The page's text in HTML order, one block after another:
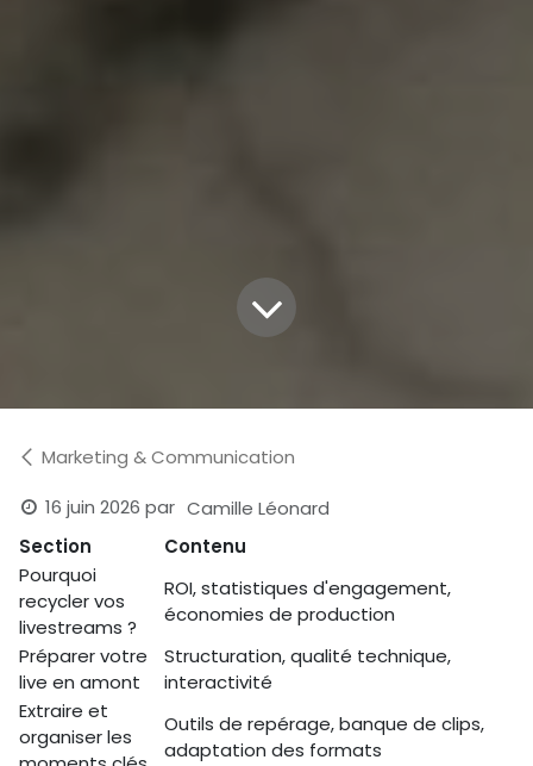
Marketing & Communication
16 juin 2026 par Camille Léonard
Section
Contenu
Pourquoi
recycler vos
livestreams ?
ROI, statistiques d'engagement,
économies de production
Préparer votre
live en amont
Structuration, qualité technique,
interactivité
Extraire et
organiser les
Outils de repérage, banque de clips,
adaptation des formats